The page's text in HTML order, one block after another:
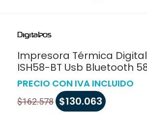
Impresora Térmica Digital
ISH58-BT Usb Bluetooth
PRECIO CON IVA INCLUIDO
$162.578 $130.063